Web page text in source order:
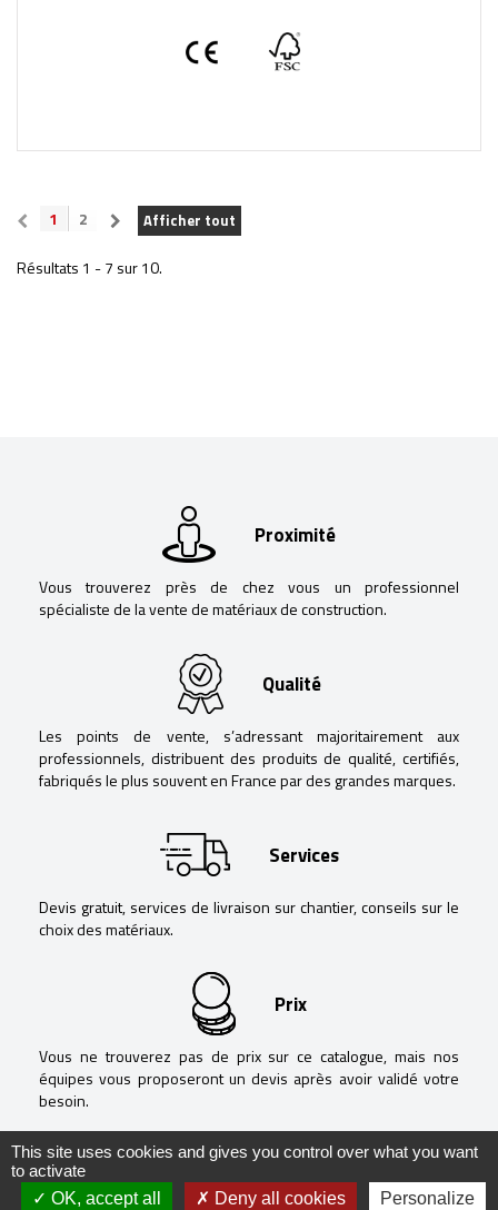
Afficher tout
1 2
Résultats 1 - 7 sur 10.
Proximité
Vous trouverez près de chez vous un professionnel
spécialiste de la vente de matériaux de construction.
Qualité
Les points de vente, s’adressant majoritairement aux
professionnels, distribuent des produits de qualité, certifiés,
fabriqués le plus souvent en France par des grandes marques.
Services
Devis gratuit, services de livraison sur chantier, conseils sur le
choix des matériaux.
Prix
Vous ne trouverez pas de prix sur ce catalogue, mais nos
équipes vous proposeront un devis après avoir validé votre
besoin.
This site uses cookies and gives you control over what you want
to activate
OK, accept all
Deny all cookies Personalize